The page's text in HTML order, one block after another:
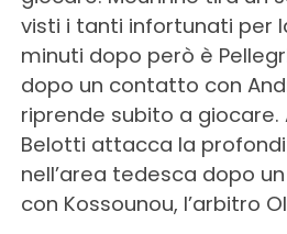
visti i tanti infortunati per
minuti dopo però è
dopo un contatto con
riprende subito a giocare.
Belotti attacca la
nell’area tedesca dopo
con Kossounou, l’arbitro